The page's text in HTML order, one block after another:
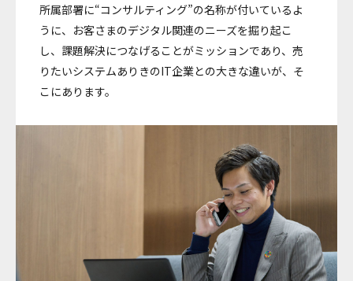
所属部署に“コンサルティング”の名称が付いているよ
うに、お客さまのデジタル関連のニーズを掘り起こ
し、課題解決につなげることがミッションであり、売
りたいシステムありきのIT企業との大きな違いが、そ
こにあります。